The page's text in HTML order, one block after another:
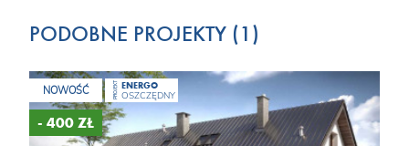
PODOBNE PROJEKTY (1)
NOWOŚĆ PROJEKT ENERGO
OSZCZĘDNY
- 400 ZŁ